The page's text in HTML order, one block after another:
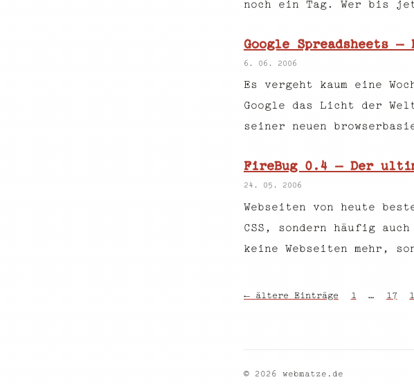
noch ein Tag. Wer bis
Google Spreadsheets –
6. 06. 2006
Es vergeht kaum eine
Google das Licht der
seiner neuen
FireBug 0.4 – Der
24. 05. 2006
Webseiten von heute
CSS, sondern häufig
keine Webseiten mehr,
← ältere Einträge … 17
© 2026 webmatze.de